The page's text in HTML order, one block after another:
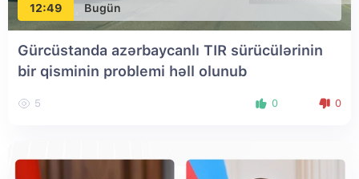
12:49 Bugün
Gürcüstanda azərbaycanlı TIR sürücülərinin
bir qisminin problemi həll olunub
5 0 0